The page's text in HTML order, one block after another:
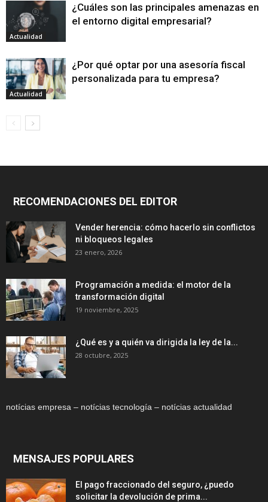
Actualidad
¿Cuáles son las principales amenazas en
el entorno digital empresarial?
Actualidad
¿Por qué optar por una asesoría fiscal
personalizada para tu empresa?
RECOMENDACIONES DEL EDITOR
Vender herencia: cómo hacerlo sin conflictos
ni bloqueos legales
23 enero, 2026
Programación a medida: el motor de la
transformación digital
19 noviembre, 2025
¿Qué es y a quién va dirigida la ley de la...
28 octubre, 2025
notícias empresa – notícias tecnología – notícias actualidad
MENSAJES POPULARES
El pago fraccionado del seguro, ¿puedo
solicitar la devolución de prima...